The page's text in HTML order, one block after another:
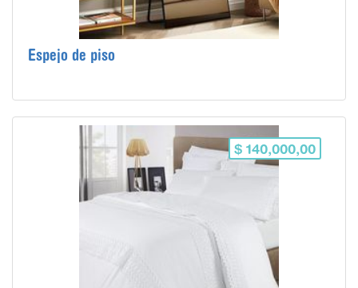
Espejo de piso
$ 140,000,00